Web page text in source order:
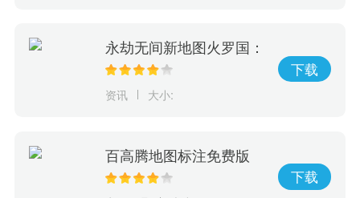
永劫无间新地图火罗国：
新增机关和气候等元素！
资讯 大小:
下载
百高腾地图标注免费版
下载